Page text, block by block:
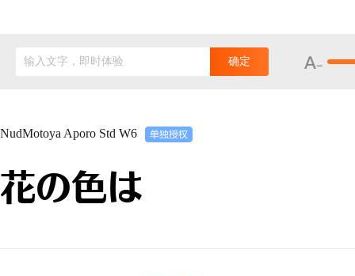
输入文字，即时体验 确定
NudMotoya Aporo Std W6
花の色は